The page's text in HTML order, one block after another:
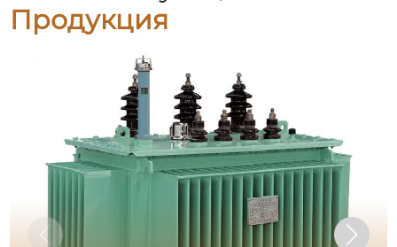
Продукция